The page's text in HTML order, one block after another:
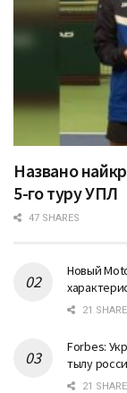
Названо
5-го туру УПЛ
47 SHARES
Новый
21
Forbes:
тылу
21